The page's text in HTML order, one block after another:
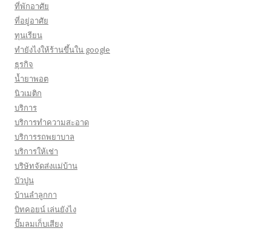
ที่พักอาศัย
ที่อยู่อาศัย
ทุนเรียน
ทํายังไงให้ร้านขึ้นใน google
ธุรกิจ
น้ำยาพอต
นิวเมติก
บริการ
บริการทำความสะอาด
บริการรถพยาบาล
บริการให้เช่า
บริษัทจัดส่งแม่บ้าน
บัวปูน
บ้านลำลูกกา
บิทคอยน์ เล่นยังไง
ปั๊มลมเก็บเสียง